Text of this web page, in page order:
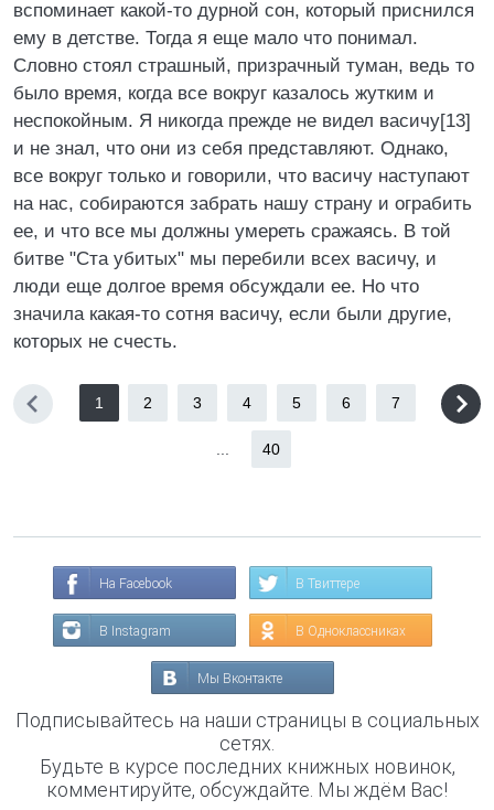
вспоминает какой-то дурной сон, который приснился
ему в детстве. Тогда я еще мало что понимал.
Словно стоял страшный, призрачный туман, ведь то
было время, когда все вокруг казалось жутким и
неспокойным. Я никогда прежде не видел васичу[13]
и не знал, что они из себя представляют. Однако,
все вокруг только и говорили, что васичу наступают
на нас, собираются забрать нашу страну и ограбить
ее, и что все мы должны умереть сражаясь. В той
битве "Ста убитых" мы перебили всех васичу, и
люди еще долгое время обсуждали ее. Но что
значила какая-то сотня васичу, если были другие,
которых не счесть.
1 2 3 4 5 6 7
40
На Facebook В Твиттере
В Instagram В Одноклассниках
Мы Вконтакте
Подписывайтесь на наши страницы в социальных
сетях.
Будьте в курсе последних книжных новинок,
комментируйте, обсуждайте. Мы ждём Вас!